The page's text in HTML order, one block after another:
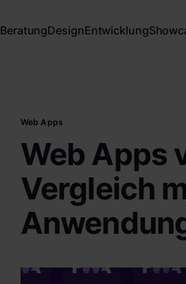
BeratungDesignEntwicklung
Web Apps
Web Apps
Vergleich